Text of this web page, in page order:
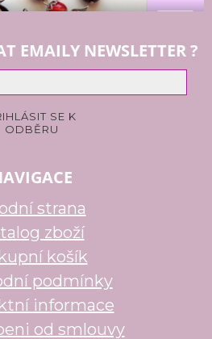
EMAILY NEWSLETTER ?
strana
zboží
košík
podmínky
informace
od smlouvy